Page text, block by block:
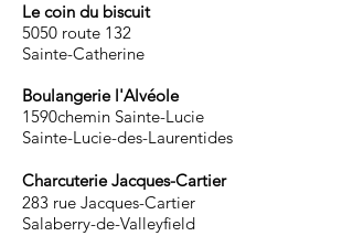
Le coin du biscuit
5050 route 132
Sainte-Catherine
Boulangerie l'Alvéole
1590chemin Sainte-Lucie
Sainte-Lucie-des-Laurentides
​Charcuterie Jacques-Cartier
283 rue Jacques-Cartier
Salaberry-de-Valleyfield